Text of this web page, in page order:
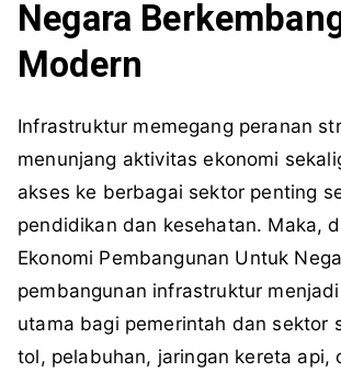
Negara
Modern
Infrastruktur memegang peranan
menunjang aktivitas ekonomi
akses ke berbagai sektor penting
pendidikan dan kesehatan. Maka,
Ekonomi Pembangunan Untuk
pembangunan infrastruktur
utama bagi pemerintah dan sektor
tol, pelabuhan, jaringan kereta api,